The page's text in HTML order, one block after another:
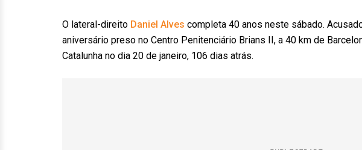
O lateral-direito Daniel Alves completa 40 anos neste sábado.
aniversário preso no Centro Penitenciário Brians II, a 40 km de
Catalunha no dia 20 de janeiro, 106 dias atrás.